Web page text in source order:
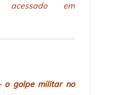
em
o golpe militar no